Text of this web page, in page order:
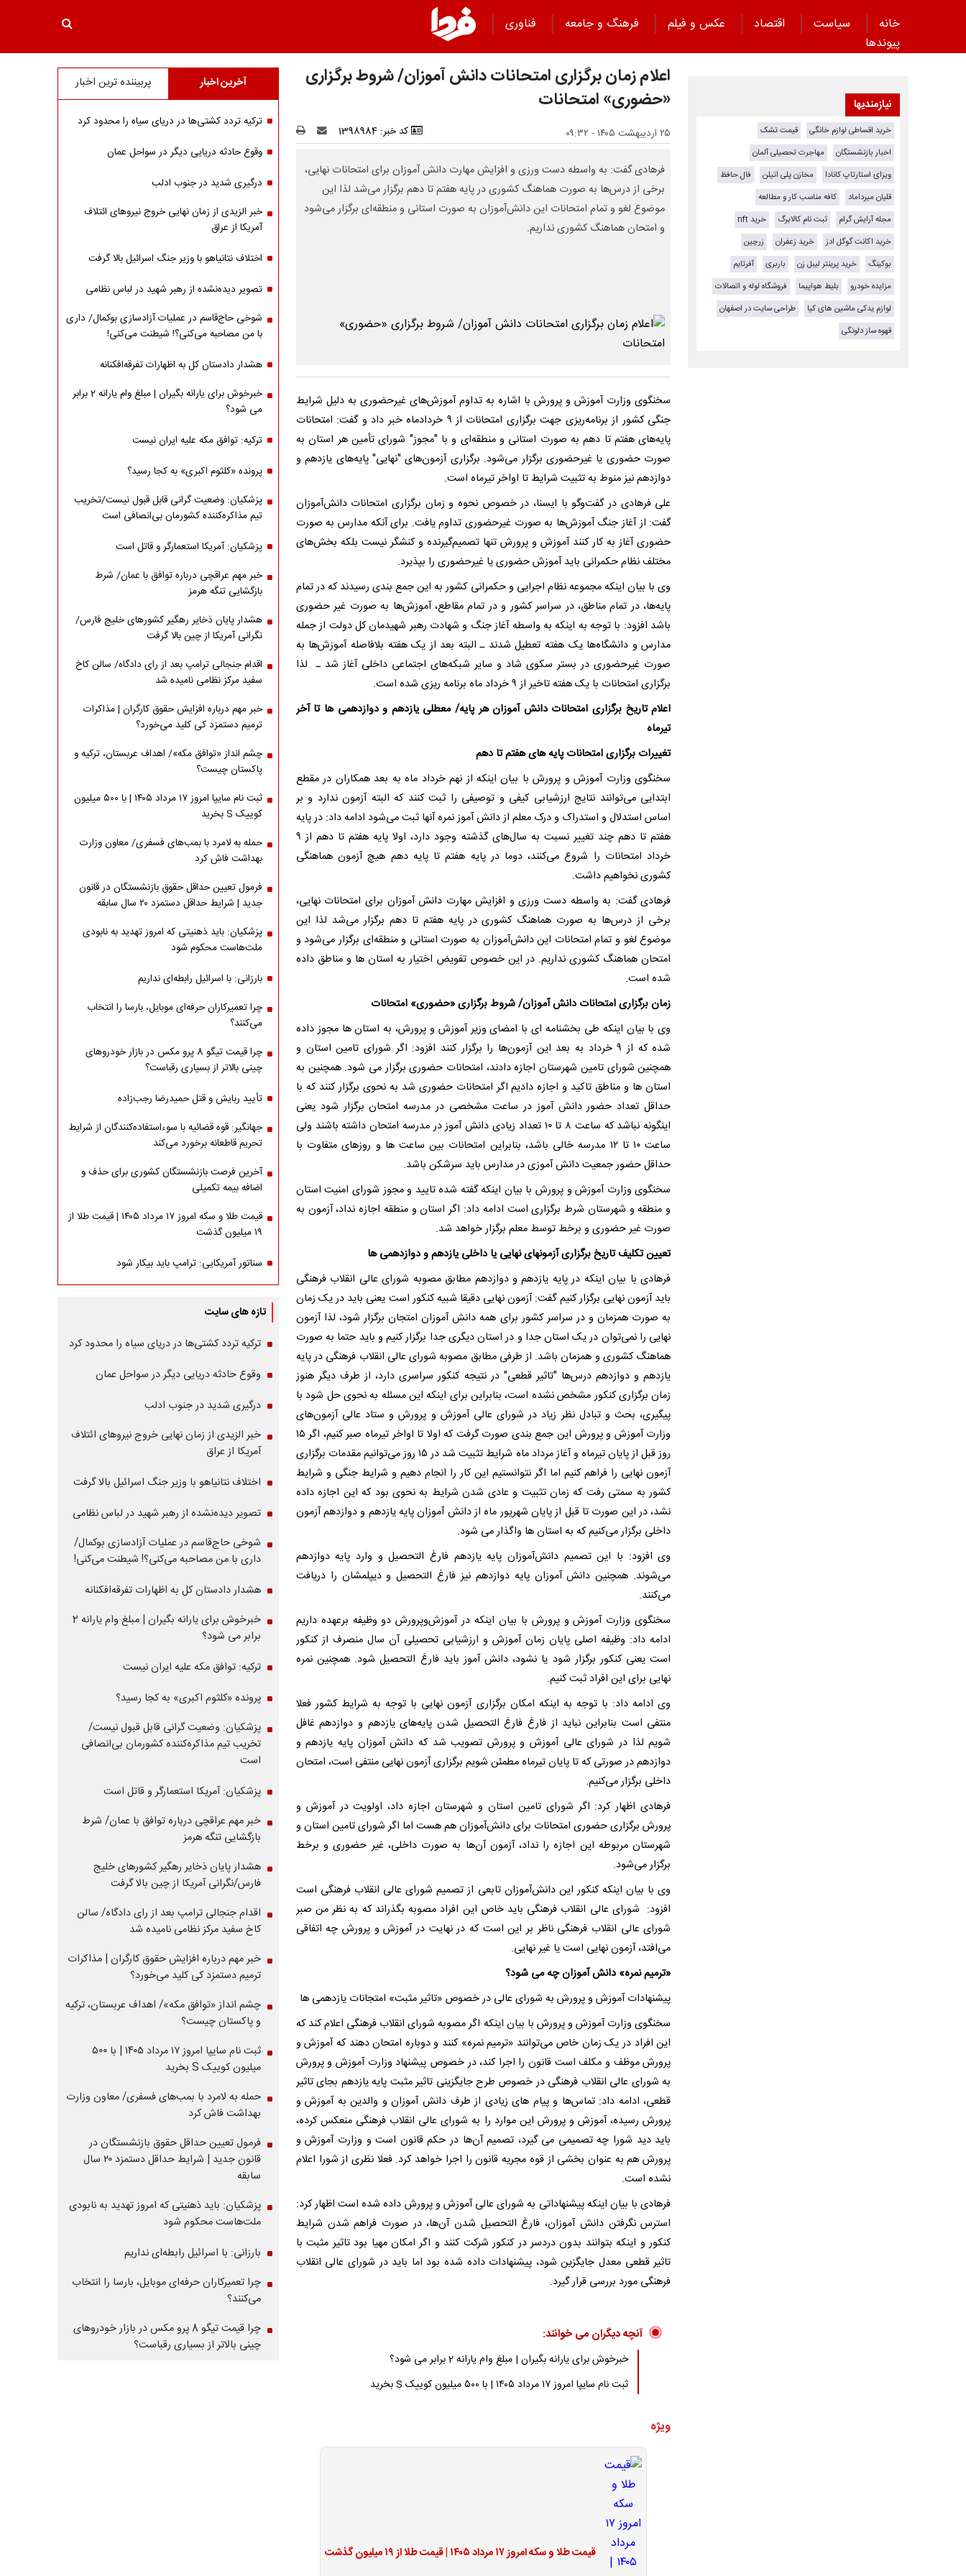
خانه سیاست اقتصاد عکس و فیلم فرهنگ و جامعه
فناوری
پیوند‌ها
اعلام زمان برگزاری امتحانات دانش آموزان/ شروط برگزاری
«حضوری» امتحانات
۲۵ اردیبهشت ۱۴۰۵ - ۰۹:۳۲ کد خبر: 1398984
فرهادی گفت: به واسطه دست ورزی و افزایش مهارت دانش آموزان برای امتحانات نهایی،
برخی از درس‌ها به صورت هماهنگ کشوری در پایه هفتم تا دهم برگزار می‌شد لذا این
موضوع لغو و تمام امتحانات این دانش‌آموزان به صورت استانی و منطقه‌ای برگزار می‌شود
و امتحان هماهنگ کشوری نداریم.
سخنگوی وزارت آموزش و پرورش با اشاره به تداوم آموزش‌های غیرحضوری به دلیل شرایط
جنگی کشور از برنامه‌ریزی جهت برگزاری امتحانات از ۹ خردادماه خبر داد و گفت: امتحانات
پایه‌های هفتم تا دهم به صورت استانی و منطقه‌ای و با "مجوز" شورای تأمین هر استان به
صورت حضوری یا غیرحضوری برگزار می‌شود. برگزاری آزمون‌های "نهایی" پایه‌های یازدهم و
دوازدهم نیز منوط به تثبیت شرایط تا اواخر تیرماه است.
علی فرهادی در گفت‌وگو با ایسنا، در خصوص نحوه و زمان برگزاری امتحانات دانش‌آموزان
گفت: از آغاز جنگ آموزش‌ها به صورت غیرحضوری تداوم یافت. برای آنکه مدارس به صورت
حضوری آغاز به کار کنند آموزش و پرورش تنها تصمیم‌گیرنده و کنشگر نیست بلکه بخش‌های
مختلف نظام حکمرانی باید آموزش حضوری یا غیرحضوری را بپذیرد.
وی با بیان اینکه مجموعه نظام اجرایی و حکمرانی کشور به این جمع بندی رسیدند که در تمام
پایه‌ها، در تمام مناطق، در سراسر کشور و در تمام مقاطع، آموزش‌ها به صورت غیر حضوری
باشد افزود: با توجه به اینکه به واسطه آغاز جنگ و شهادت رهبر شهیدمان کل دولت از جمله
مدارس و دانشگاه‌ها یک هفته تعطیل شدند ـ البته بعد از یک هفته بلافاصله آموزش‌ها به
صورت غیرحضوری در بستر سکوی شاد و سایر شبکه‌های اجتماعی داخلی آغاز شد ـ لذا
برگزاری امتحانات با یک هفته تاخیر از ۹ خرداد ماه برنامه ریزی شده است.
اعلام تاریخ برگزاری امتحانات دانش آموزان هر پایه/ معطلی یازدهم و دوازدهمی ها تا آخر
تیرماه
تغییرات برگزاری امتحانات پایه های هفتم تا دهم
سخنگوی وزارت آموزش و پرورش با بیان اینکه از نهم خرداد ماه به بعد همکاران در مقطع
ابتدایی می‌توانند نتایج ارزشیابی کیفی و توصیفی را ثبت کنند که البته آزمون ندارد و بر
اساس استدلال و استدراک و درک معلم از دانش آموز نمره آنها ثبت می‌شود ادامه داد: در پایه
هفتم تا دهم چند تغییر نسبت به سال‌های گذشته وجود دارد، اولا پایه هفتم تا دهم از ۹
خرداد امتحانات را شروع می‌کنند، دوما در پایه هفتم تا پایه دهم هیچ آزمون هماهنگی
کشوری نخواهیم داشت.
فرهادی گفت: به واسطه دست ورزی و افزایش مهارت دانش آموزان برای امتحانات نهایی،
برخی از درس‌ها به صورت هماهنگ کشوری در پایه هفتم تا دهم برگزار می‌شد لذا این
موضوع لغو و تمام امتحانات این دانش‌آموزان به صورت استانی و منطقه‌ای برگزار می‌شود و
امتحان هماهنگ کشوری نداریم. در این خصوص تفویض اختیار به استان ها و مناطق داده
شده است.
زمان برگزاری امتحانات دانش آموزان/ شروط برگزاری «حضوری» امتحانات
وی با بیان اینکه طی بخشنامه ای با امضای وزیر آموزش و پرورش، به استان ها مجوز داده
شده که از ۹ خرداد به بعد این آزمون‌ها را برگزار کنند افزود: اگر شورای تامین استان و
همچنین شورای تامین شهرستان اجازه دادند، امتحانات حضوری برگزار می شود. همچنین به
استان ها و مناطق تاکید و اجازه دادیم اگر امتحانات حضوری شد به نحوی برگزار کنند که با
حداقل تعداد حضور دانش آموز در ساعت مشخصی در مدرسه امتحان برگزار شود یعنی
اینگونه نباشد که ساعت ۸ تا ۱۰ تعداد زیادی دانش آموز در مدرسه امتحان داشته باشند ولی
ساعت ۱۰ تا ۱۲ مدرسه خالی باشد، بنابراین امتحانات بین ساعت ها و روزهای متفاوت با
حداقل حضور جمعیت دانش آموزی در مدارس باید سرشکن باشد.
سخنگوی وزارت آموزش و پرورش با بیان اینکه گفته شده تایید و مجوز شورای امنیت استان
و منطقه و شهرستان شرط برگزاری است ادامه داد: اگر استان و منطقه اجازه نداد، آزمون به
صورت غیر حضوری و برخط توسط معلم برگزار خواهد شد.
تعیین تکلیف تاریخ برگزاری آزمونهای نهایی یا داخلی یازدهم و دوازدهمی ها
فرهادی با بیان اینکه در پایه یازدهم و دوازدهم مطابق مصوبه شورای عالی انقلاب فرهنگی
باید آزمون نهایی برگزار کنیم گفت: آزمون نهایی دقیقا شبیه کنکور است یعنی باید در یک زمان
به صورت همزمان و در سراسر کشور برای همه دانش آموزان امتجان برگزار شود، لذا آزمون
نهایی را نمی‌توان در یک استان جدا و در استان دیگری جدا برگزار کنیم و باید حتما به صورت
هماهنگ کشوری و همزمان باشد. از طرفی مطابق مصوبه شورای عالی انقلاب فرهنگی در پایه
یازدهم و دوازدهم درس‌ها "تاثیر قطعی" در نتیجه کنکور سراسری دارد، از طرف دیگر هنوز
زمان برگزاری کنکور مشخص نشده است، بنابراین برای اینکه این مسئله به نحوی حل شود با
پیگیری، بحث و تبادل نظر زیاد در شورای عالی آموزش و پرورش و ستاد عالی آزمون‌های
وزارت آموزش و پرورش این جمع بندی صورت گرفت که اولا تا اواخر تیرماه صبر کنیم، اگر ۱۵
روز قبل از پایان تیرماه و آغاز مرداد ماه شرایط تثبیت شد در ۱۵ روز می‌توانیم مقدمات برگزاری
آزمون نهایی را فراهم کنیم اما اگر نتوانستیم این کار را انجام دهیم و شرایط جنگی و شرایط
کشور به سمتی رفت که زمان تثبیت و عادی شدن شرایط به نحوی بود که این اجازه داده
نشد، در این صورت تا قبل از پایان شهریور ماه از دانش آموزان پایه یازدهم و دوازدهم آزمون
داخلی برگزار می‌کنیم که به استان ها واگذار می شود.
وی افزود: با این تصمیم دانش‌آموزان پایه یازدهم فارغ التحصیل و وارد پایه دوازدهم
می‌شوند. همچنین دانش آموزان پایه دوازدهم نیز فارغ التحصیل و دیپلمشان را دریافت
می‌کنند.
سخنگوی وزارت آموزش و پرورش با بیان اینکه در آموزش‌وپرورش دو وظیفه برعهده داریم
ادامه داد: وظیفه اصلی پایان زمان آموزش و ارزشیابی تحصیلی آن سال منصرف از کنکور
است یعنی کنکور برگزار شود یا نشود، دانش آموز باید فارغ التحصیل شود. همچنین نمره
نهایی برای این افراد ثبت کنیم.
وی ادامه داد: با توجه به اینکه امکان برگزاری آزمون نهایی با توجه به شرایط کشور فعلا
منتفی است بنابراین نباید از فارغ فارغ التحصیل شدن پایه‌های یازدهم و دوازدهم غافل
شویم لذا در شورای عالی آموزش و پرورش تصویب شد که دانش آموزان پایه یازدهم و
دوازدهم در صورتی که تا پایان تیرماه مطمئن شویم برگزاری آزمون نهایی منتفی است، امتحان
داخلی برگزار می‌کنیم.
فرهادی اظهار کرد: اگر شورای تامین استان و شهرستان اجازه داد، اولویت در آموزش و
پرورش برگزاری حضوری امتحانات برای دانش‌آموزان هم هست اما اگر شورای تامین استان و
شهرستان مربوطه این اجازه را نداد، آزمون آن‌ها به صورت داخلی، غیر حضوری و برخط
برگزار می‌شود.
وی با بیان اینکه کنکور این دانش‌آموزان تابعی از تصمیم شورای عالی انقلاب فرهنگی است
افزود: شورای عالی انقلاب فرهنگی باید خاص این افراد مصوبه بگذراند که به نظر من صبر
شورای عالی انقلاب فرهنگی ناظر بر این است که در نهایت در آموزش و پرورش چه اتفاقی
می‌افتد، آزمون نهایی است یا غیر نهایی.
«ترمیم نمره» دانش آموزان چه می شود؟
پیشنهادات آموزش و پرورش به شورای عالی در خصوص «تاثیر مثبت» امتجانات یازدهمی ها
سخنگوی وزارت آموزش و پرورش با بیان اینکه اگر مصوبه شورای انقلاب فرهنگی اعلام کند که
این افراد در یک زمان خاص می‌توانند «ترمیم نمره» کنند و دوباره امتحان دهند که آموزش و
پرورش موظف و مکلف است قانون را اجرا کند، در خصوص پیشنهاد وزارت آموزش و پرورش
به شورای عالی انقلاب فرهنگی در خصوص طرح جایگزینی تاثیر مثبت پایه یازدهم بجای تاثیر
قطعی، ادامه داد: تماس‌ها و پیام های زیادی از طرف دانش آموزان و والدین به آموزش و
پرورش رسیده، آموزش و پرورش این موارد را به شورای عالی انقلاب فرهنگی منعکس کرده،
باید دید شورا چه تصمیمی می گیرد، تصمیم آن‌ها در حکم قانون است و وزارت آموزش و
پرورش هم به عنوان بخشی از قوه مجریه قانون را اجرا خواهد کرد. فعلا نظری از شورا اعلام
نشده است.
فرهادی با بیان اینکه پیشنهاداتی به شورای عالی آموزش و پرورش داده شده است اظهار کرد:
استرس نگرفتن دانش آموزان، فارغ التحصیل شدن آن‌ها، در صورت فراهم شدن شرایط
کنکور و اینکه بتوانند بدون دردسر در کنکور شرکت کنند و اگر امکان مهیا بود تاثیر مثبت با
تاثیر قطعی معدل جایگزین شود، پیشنهادات داده شده بود اما باید در شورای عالی انقلاب
فرهنگی مورد بررسی قرار گیرد.
آنچه دیگران می خوانند:
خبرخوش برای یارانه بگیران | مبلغ وام یارانه 2 برابر می شود؟
ثبت نام سایپا امروز ۱۷ مرداد ۱۴۰۵ | با ۵۰۰ میلیون کوییک S بخرید
ویژه
قیمت طلا و سکه امروز ۱۷ مرداد ۱۴۰۵ | قیمت طلا از ۱۹ میلیون گذشت
نیازمندیها
خرید اقساطی لوازم خانگی
قیمت تشک
اخبار بازنشستگان
مهاجرت تحصیلی آلمان
ویزای استارتاپ کانادا
مخازن پلی اتیلن
فال حافظ
قلیان میرداماد
کافه مناسب کار و مطالعه
مجله آرایش گرام
ثبت نام کالابرگ
خرید nft
خرید اکانت گوگل ادز
خرید زعفران
زرچین
بوکینگ
خرید پرینتر لیبل زن باربری
آفرتایم
مزایده خودرو
بلیط هواپیما
فروشگاه لوله و اتصالات
لوازم یدکی ماشین های کیا
طراحی سایت در اصفهان
قهوه ساز دلونگی
آخرین اخبار پربیننده ترین اخبار
ترکیه تردد کشتی‌ها در دریای سیاه را محدود کرد
وقوع حادثه دریایی دیگر در سواحل عمان
درگیری شدید در جنوب ادلب
خبر الزیدی از زمان نهایی خروج نیروهای ائتلاف
آمریکا از عراق
اختلاف نتانیاهو با وزیر جنگ اسرائیل بالا گرفت
تصویر دیده‌نشده از رهبر شهید در لباس نظامی
شوخی حاج‌قاسم در عملیات آزادسازی بوکمال/ داری
با من مصاحبه‌ می‌کنی؟! شیطنت می‌کنی!
هشدار دادستان کل به اظهارات تفرقه‌افکنانه
خبرخوش برای یارانه بگیران | مبلغ وام یارانه 2 برابر
می شود؟
ترکیه: توافق مکه علیه ایران نیست
پرونده «کلثوم اکبری» به کجا رسید؟
پزشکیان: وضعیت گرانی قابل قبول نیست/تخریب
تیم مذاکره‌کننده کشورمان بی‌انصافی است
پزشکیان: آمریکا استعمارگر و قاتل است
خبر مهم عراقچی درباره توافق با عمان/ شرط
بازگشایی تنگه هرمز
هشدار پایان ذخایر رهگیر کشورهای خلیج فارس/
نگرانی آمریکا از چین بالا گرفت
اقدام جنجالی ترامپ بعد از رای دادگاه/ سالن کاخ
سفید مرکز نظامی نامیده شد
خبر مهم درباره افزایش حقوق کارگران | مذاکرات
ترمیم دستمزد کی کلید می‌خورد؟
چشم انداز «توافق مکه»/ اهداف عربستان، ترکیه و
پاکستان چیست؟
ثبت نام سایپا امروز ۱۷ مرداد ۱۴۰۵ | با ۵۰۰ میلیون
کوییک S بخرید
حمله به لامرد با بمب‌های فسفری/ معاون وزارت
بهداشت فاش کرد
فرمول تعیین حداقل حقوق بازنشستگان در قانون
جدید | شرایط حداقل دستمزد ۲۰ سال سابقه
پزشکیان: باید ذهنیتی که امروز تهدید به نابودی
ملت‌هاست محکوم شود
بارزانی: با اسرائیل رابطه‌ای نداریم
چرا تعمیرکاران حرفه‌ای موبایل، بارسا را انتخاب
می‌کنند؟
چرا قیمت تیگو 8 پرو مکس در بازار خودروهای
چینی بالاتر از بسیاری رقباست؟
تأیید ربایش و قتل حمیدرضا رجب‌زاده
جهانگیر: قوه قضائیه با سوءاستفاده‌کنندگان از شرایط
تحریم قاطعانه برخورد می‌کند
آخرین فرصت بازنشستگان کشوری برای حذف و
اضافه بیمه تکمیلی
قیمت طلا و سکه امروز ۱۷ مرداد ۱۴۰۵ | قیمت طلا از
۱۹ میلیون گذشت
سناتور آمریکایی: ترامپ باید بیکار شود
تازه های سایت
ترکیه تردد کشتی‌ها در دریای سیاه را محدود کرد
وقوع حادثه دریایی دیگر در سواحل عمان
درگیری شدید در جنوب ادلب
خبر الزیدی از زمان نهایی خروج نیروهای ائتلاف
آمریکا از عراق
اختلاف نتانیاهو با وزیر جنگ اسرائیل بالا گرفت
تصویر دیده‌نشده از رهبر شهید در لباس نظامی
شوخی حاج‌قاسم در عملیات آزادسازی بوکمال/
داری با من مصاحبه‌ می‌کنی؟! شیطنت می‌کنی!
هشدار دادستان کل به اظهارات تفرقه‌افکنانه
خبرخوش برای یارانه بگیران | مبلغ وام یارانه 2
برابر می شود؟
ترکیه: توافق مکه علیه ایران نیست
پرونده «کلثوم اکبری» به کجا رسید؟
پزشکیان: وضعیت گرانی قابل قبول نیست/
تخریب تیم مذاکره‌کننده کشورمان بی‌انصافی
است
پزشکیان: آمریکا استعمارگر و قاتل است
خبر مهم عراقچی درباره توافق با عمان/ شرط
بازگشایی تنگه هرمز
هشدار پایان ذخایر رهگیر کشورهای خلیج
فارس/نگرانی آمریکا از چین بالا گرفت
اقدام جنجالی ترامپ بعد از رای دادگاه/ سالن
کاخ سفید مرکز نظامی نامیده شد
خبر مهم درباره افزایش حقوق کارگران | مذاکرات
ترمیم دستمزد کی کلید می‌خورد؟
چشم انداز «توافق مکه»/ اهداف عربستان، ترکیه
و پاکستان چیست؟
ثبت نام سایپا امروز ۱۷ مرداد ۱۴۰۵ | با ۵۰۰
میلیون کوییک S بخرید
حمله به لامرد با بمب‌های فسفری/ معاون وزارت
بهداشت فاش کرد
فرمول تعیین حداقل حقوق بازنشستگان در
قانون جدید | شرایط حداقل دستمزد ۲۰ سال
سابقه
پزشکیان: باید ذهنیتی که امروز تهدید به نابودی
ملت‌هاست محکوم شود
بارزانی: با اسرائیل رابطه‌ای نداریم
چرا تعمیرکاران حرفه‌ای موبایل، بارسا را انتخاب
می‌کنند؟
چرا قیمت تیگو 8 پرو مکس در بازار خودروهای
چینی بالاتر از بسیاری رقباست؟